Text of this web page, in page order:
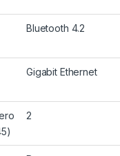
Bluetooth 4.2
Gigabit Ethernet
2